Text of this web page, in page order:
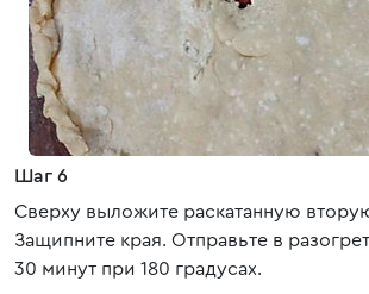
Шаг 6
Сверху выложите раскатанную
Защипните края. Отправьте в
30 минут при 180 градусах.